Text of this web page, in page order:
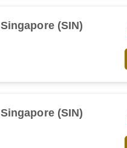
Singapore (SIN)
Singapore (SIN)